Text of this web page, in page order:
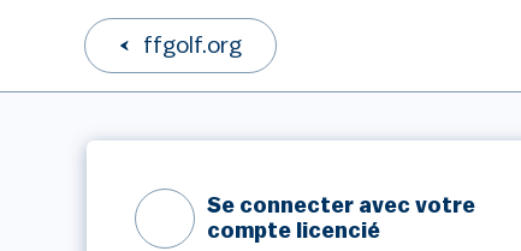
ffgolf.org
Se connecter avec votre
compte licencié